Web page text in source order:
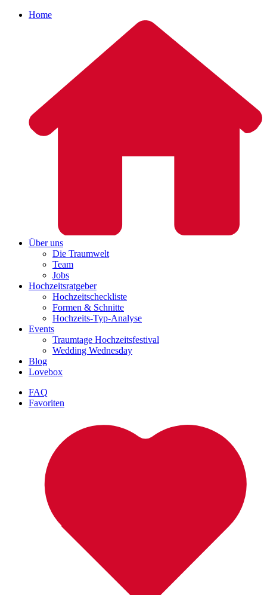
Home
Über uns
Die Traumwelt
Team
Jobs
Hochzeitsratgeber
Hochzeitscheckliste
Formen & Schnitte
Hochzeits-Typ-Analyse
Events
Traumtage Hochzeitsfestival
Wedding Wednesday
Blog
Lovebox
FAQ
Favoriten